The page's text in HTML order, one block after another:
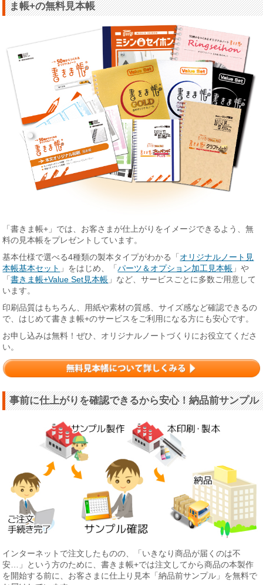
ま帳+の無料見本帳
「書きま帳+」では、お客さまが仕上がりをイメージできるよう、無
料の見本帳をプレゼントしています。
基本仕様で選べる4種類の製本タイプがわかる「 オリジナルノート見
本帳基本セット 」をはじめ、「パーツ＆オプション加工見本帳 」や
「書きま帳+Value Set見本帳 」など、サービスごとに多数ご用意して
います。
印刷品質はもちろん、用紙や素材の質感、サイズ感など確認できるの
で、はじめて書きま帳+のサービスをご利用になる方にも安心です。
お申し込みは無料！ぜひ、オリジナルノートづくりにお役立てくださ
い。
事前に仕上がりを確認できるから安心！納品前サンプル
インターネットで注文したものの、「いきなり商品が届くのは不
安…」という方のために、書きま帳+では注文してから商品の本製作
を開始する前に、お客さまに仕上り見本「納品前サンプル」を無料で